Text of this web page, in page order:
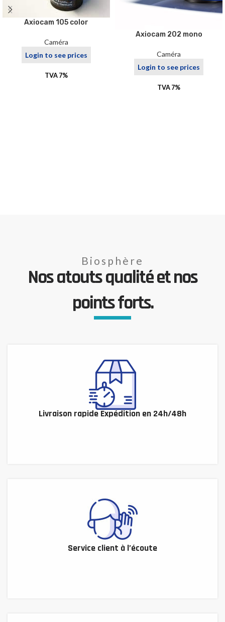
Axiocam 105 color
Caméra
Login to see prices
TVA 7%
Axiocam 202 mono
Caméra
Login to see prices
TVA 7%
Biosphère
Nos atouts qualité et nos
points forts.
Livraison rapide Expédition en 24h/48h
Service client à l’écoute